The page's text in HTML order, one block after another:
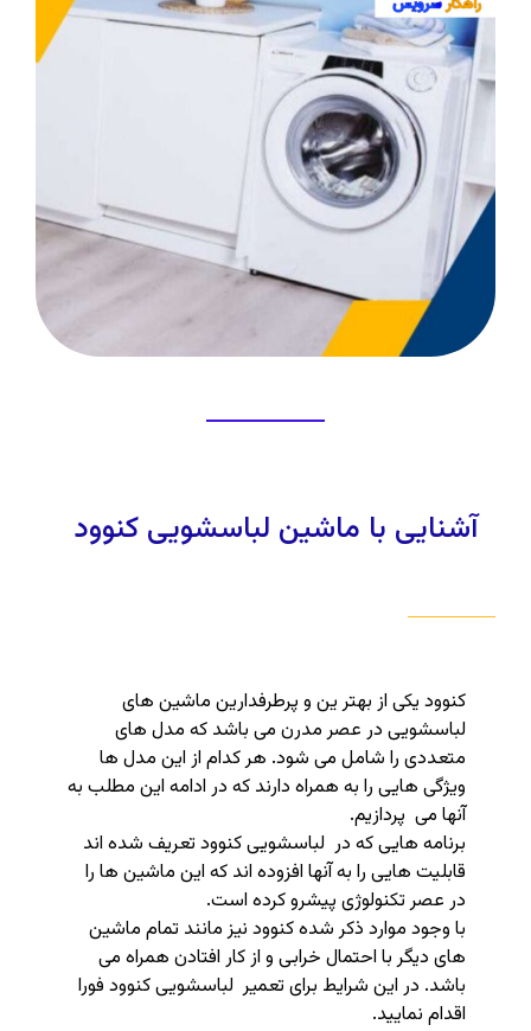
آشنایی با ماشین لباسشویی کنوود
کنوود یکی از بهتر ین و پرطرفدارین ماشین های
لباسشویی در عصر مدرن می باشد که مدل های
متعددی را شامل می شود. هر کدام از این مدل ها
ویژگی هایی را به همراه دارند که در ادامه این مطلب به
آنها می پردازیم.
برنامه هایی که در لباسشویی کنوود تعریف شده اند
قابلیت هایی را به آنها افزوده اند که این ماشین ها را
در عصر تکنولوژی پیشرو کرده است.
با وجود موارد ذکر شده کنوود نیز مانند تمام ماشین
های دیگر با احتمال خرابی و از کار افتادن همراه می
باشد. در این شرایط برای تعمیر لباسشویی کنوود فورا
اقدام نمایید.